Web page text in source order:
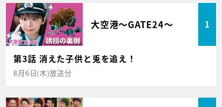
大空港～GATE24～ 1
第3話 消えた子供と兎を追え！
8月6日(木)放送分